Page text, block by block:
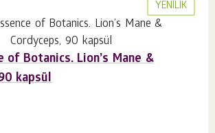
YENILIK
of Botanics. Lion’s Mane &
kapsül